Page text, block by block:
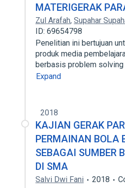
MATERIGERAK
Zul Arafah, Supahar
ID: 69654798
Penelitian ini bertujuan
produk media
berbasis problem solving
Expand
2018
KAJIAN GERAK
PERMAINAN BOLA
SEBAGAI SUMBER
DI SMA
Salvi Dwi Fani 2018